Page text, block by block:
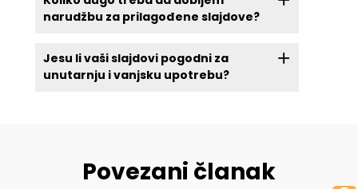
narudžbu za prilagođene slajdove?
Jesu li vaši slajdovi pogodni za
unutarnju i vanjsku upotrebu?
Povezani članak